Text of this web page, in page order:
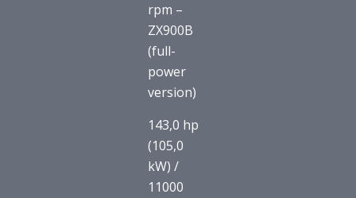
rpm –
ZX900B
(full-
power
version)
143,0 hp
(105,0
kW) /
11000